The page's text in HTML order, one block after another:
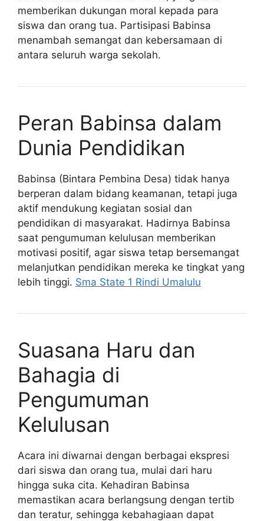
memberikan dukungan moral kepada para
siswa dan orang tua. Partisipasi Babinsa
menambah semangat dan kebersamaan di
antara seluruh warga sekolah.
Peran Babinsa dalam
Dunia Pendidikan
Babinsa (Bintara Pembina Desa) tidak hanya
berperan dalam bidang keamanan, tetapi juga
aktif mendukung kegiatan sosial dan
pendidikan di masyarakat. Hadirnya Babinsa
saat pengumuman kelulusan memberikan
motivasi positif, agar siswa tetap bersemangat
melanjutkan pendidikan mereka ke tingkat yang
lebih tinggi. Sma State 1 Rindi Umalulu
Suasana Haru dan
Bahagia di
Pengumuman
Kelulusan
Acara ini diwarnai dengan berbagai ekspresi
dari siswa dan orang tua, mulai dari haru
hingga suka cita. Kehadiran Babinsa
memastikan acara berlangsung dengan tertib
dan teratur, sehingga kebahagiaan dapat